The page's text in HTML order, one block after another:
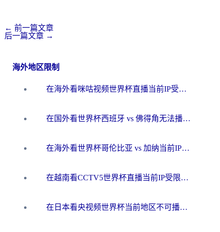
← 前一篇文章
后一篇文章 →
海外地区限制
在海外看咪咕视频世界杯直播当前IP受限制？这篇指南帮你搞定所有体育赛事观看难题
在国外看世界杯西班牙 vs 佛得角无法播放？这篇指南帮你解锁所有中文体育直播
在海外看世界杯哥伦比亚 vs 加纳当前IP受限制？这篇指南帮你流畅看中文解说赛事
在越南看CCTV5世界杯直播当前IP受限制？海外党体育观赛终极指南来了
在日本看央视频世界杯当前地区不可播放？海外党体育观赛终极指南